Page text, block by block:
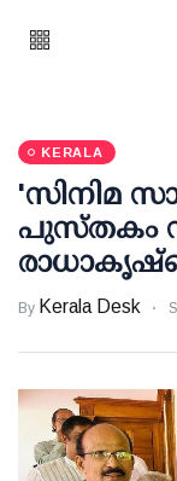
KERALA
'സിനിമ
പുസ്തകം
By Kerala Desk